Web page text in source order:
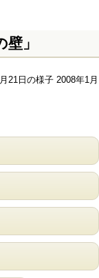
」
21日の様子 2008年1月